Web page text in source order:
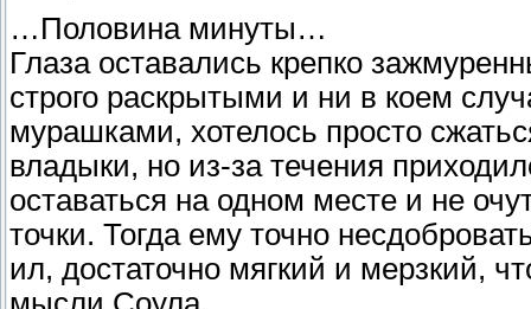
…Половина минуты…
Глаза оставались крепко
строго раскрытыми и ни в коем
мурашками, хотелось просто
владыки, но из-за течения
оставаться на одном месте и не
точки. Тогда ему точно
ил, достаточно мягкий и мерзкий,